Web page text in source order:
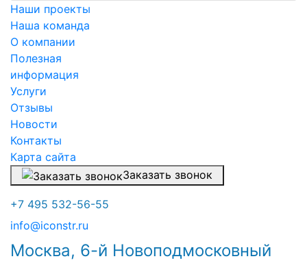
Наши проекты
Наша команда
О компании
Полезная
информация
Услуги
Отзывы
Новости
Контакты
Карта сайта
Заказать звонок
+7 495 532-56-55
info@iconstr.ru
Москва, 6-й Новоподмосковный